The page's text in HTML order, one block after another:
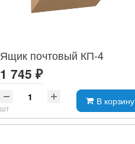
Ящик почтовый КП-4
1 745 ₽
шт
В корзину